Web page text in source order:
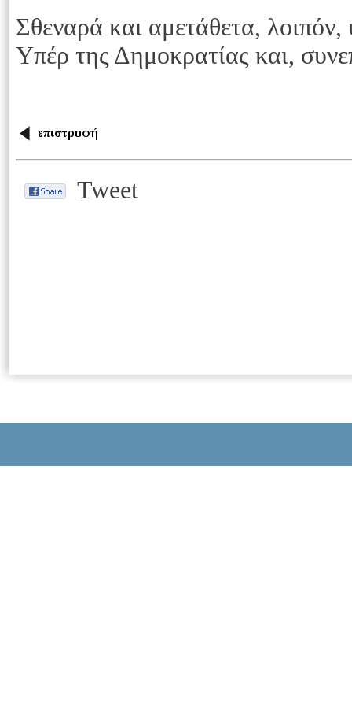
Σθεναρά και αμετάθετα,
Υπέρ της Δημοκρατίας και,
Tweet